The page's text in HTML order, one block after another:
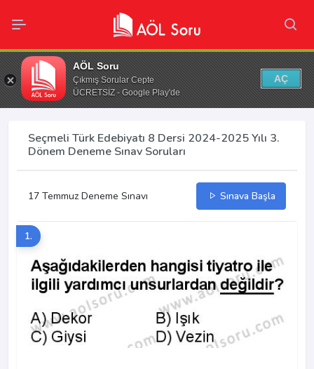
AÖL Soru
Çıkmış Sorular Cepte
ÜCRETSİZ - Google Play'de
AÇ
Seçmeli Türk Edebiyatı 8 Dersi 2024-2025 Yılı 3.
Dönem Deneme Sınav Soruları
17 Temmuz Deneme Sınavı Sınava Başla
1.